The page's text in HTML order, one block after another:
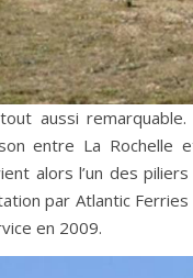
aussi
entre La
alors l’un des
par Atlantic
en 2009.